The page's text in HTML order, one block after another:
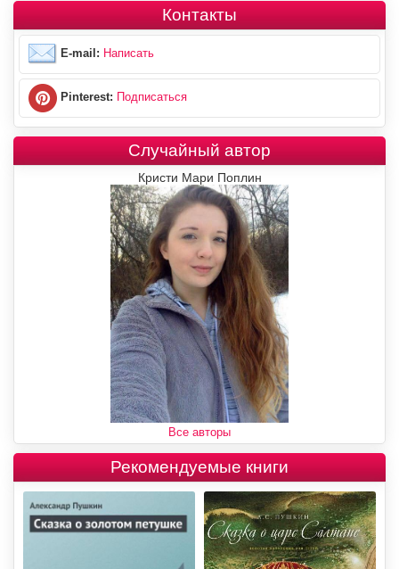
Контакты
E-mail: Написать
Pinterest: Подписаться
Случайный автор
Кристи Мари Поплин
Все авторы
Рекомендуемые книги